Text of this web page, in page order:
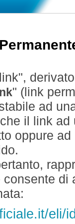
" (link
ad
il link
oppure
eli/